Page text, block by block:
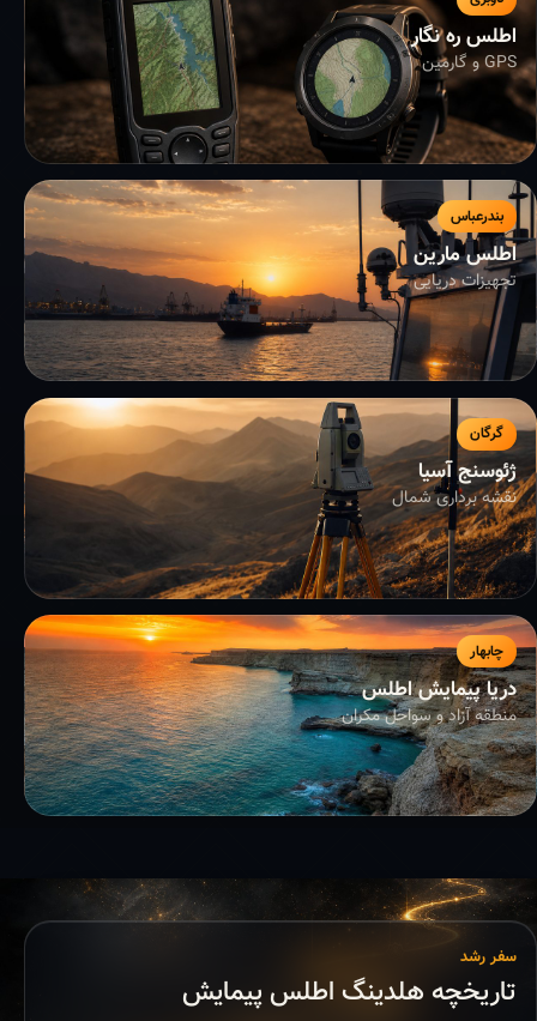
اطلس ره نگار
GPS و گارمین
بندرعباس
اطلس مارین
تجهیزات دریایی
گرگان
ژئوسنج آسیا
نقشه برداری شمال
چابهار
دریا پیمایش اطلس
منطقه آزاد و سواحل مکران
سفر رشد
تاریخچه هلدینگ اطلس پیمایش